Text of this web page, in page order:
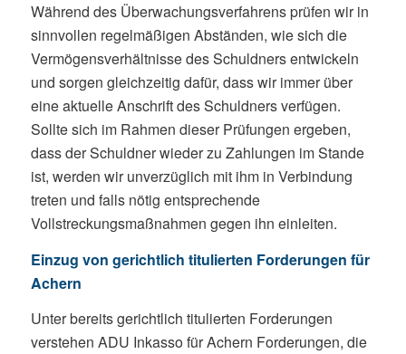
Während des Überwachungsverfahrens prüfen wir in
sinnvollen regelmäßigen Abständen, wie sich die
Vermögensverhältnisse des Schuldners entwickeln
und sorgen gleichzeitig dafür, dass wir immer über
eine aktuelle Anschrift des Schuldners verfügen.
Sollte sich im Rahmen dieser Prüfungen ergeben,
dass der Schuldner wieder zu Zahlungen im Stande
ist, werden wir unverzüglich mit ihm in Verbindung
treten und falls nötig entsprechende
Vollstreckungsmaßnahmen gegen ihn einleiten.
Einzug von gerichtlich titulierten Forderungen für
Achern
Unter bereits gerichtlich titulierten Forderungen
verstehen ADU Inkasso für Achern Forderungen, die